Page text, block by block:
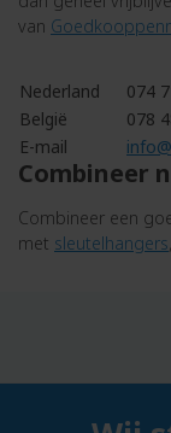
van
Nederland
074
België
078
E-mail
Combineer
Combineer een
met sleutelhangers,